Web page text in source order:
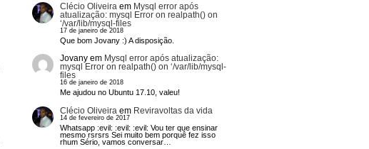
Clécio Oliveira em Mysql error após
atualização: mysql Error on realpath() on
‘/var/lib/mysql-files
17 de janeiro de 2018
Que bom Jovany :) A disposição.
Jovany em Mysql error após atualização:
mysql Error on realpath() on ‘/var/lib/mysql-
files
16 de janeiro de 2018
Me ajudou no Ubuntu 17.10, valeu!
Clécio Oliveira em Reviravoltas da vida
14 de fevereiro de 2017
Whatsapp :evil: :evil: :evil: Vou ter que ensinar
mesmo rsrsrs Sei muito bem porquê fez isso
rhum Sério, vamos conversar…